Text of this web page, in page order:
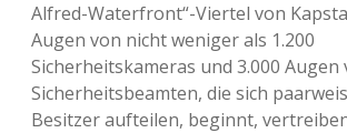
Alfred-Waterfront“-Viertel von
Augen von nicht weniger als 1.200
Sicherheitskameras und 3.000 Augen
Sicherheitsbeamten, die sich
Besitzer aufteilen, beginnt,